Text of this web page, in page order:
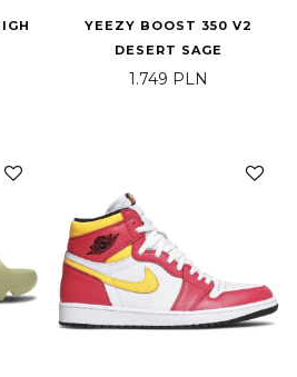
YEEZY BOOST 350 V2
DESERT SAGE
1.749 PLN